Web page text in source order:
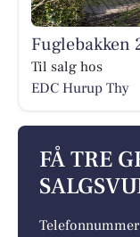
Fuglebakken
Til salg hos
EDC Hurup Thy
FÅ TRE